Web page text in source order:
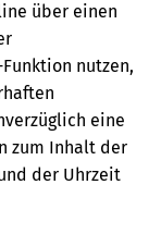
über einen
nutzen,
eine
zum Inhalt der
der Uhrzeit